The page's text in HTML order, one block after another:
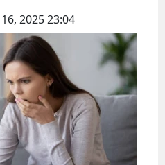
Aydın
Balıkesir
Bilecik
Bingöl
Bitlis
2025 23:04